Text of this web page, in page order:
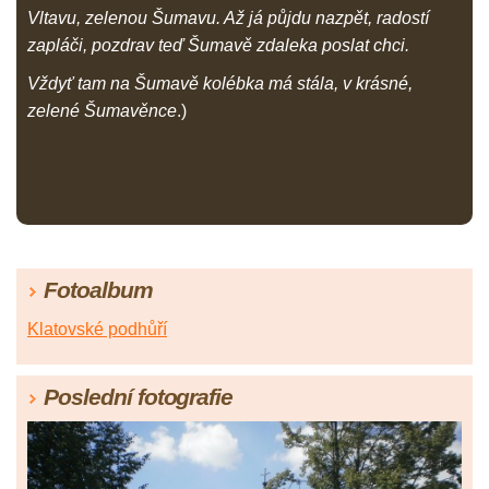
Vltavu, zelenou Šumavu. Až já půjdu nazpět, radostí
zapláči, pozdrav teď Šumavě zdaleka poslat chci.
Vždyť tam na Šumavě kolébka má stála, v krásné,
zelené Šumavěnce.)
Fotoalbum
Klatovské podhůří
Poslední fotografie